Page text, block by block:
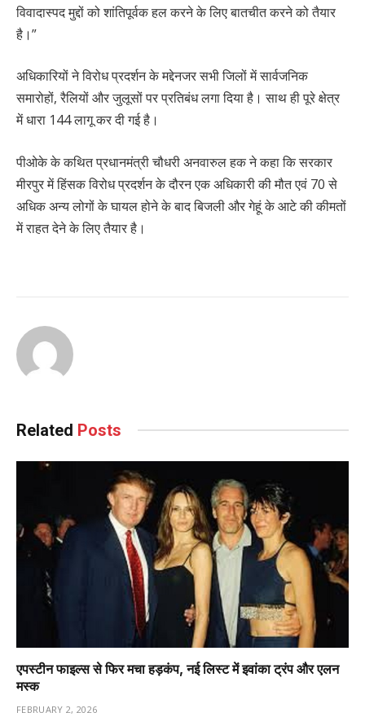
विवादास्पद मुद्दों को शांतिपूर्वक हल करने के लिए बातचीत करने को तैयार
है।”
अधिकारियों ने विरोध प्रदर्शन के मद्देनजर सभी जिलों में सार्वजनिक
समारोहों, रैलियों और जुलूसों पर प्रतिबंध लगा दिया है। साथ ही पूरे क्षेत्र
में धारा 144 लागू कर दी गई है।
पीओके के कथित प्रधानमंत्री चौधरी अनवारुल हक ने कहा कि सरकार
मीरपुर में हिंसक विरोध प्रदर्शन के दौरन एक अधिकारी की मौत एवं 70 से
अधिक अन्य लोगों के घायल होने के बाद बिजली और गेहूं के आटे की कीमतों
में राहत देने के लिए तैयार है।
Related Posts
एपस्टीन फाइल्स से फिर मचा हड़कंप, नई लिस्ट में इवांका ट्रंप और एलन
मस्क
FEBRUARY 2, 2026